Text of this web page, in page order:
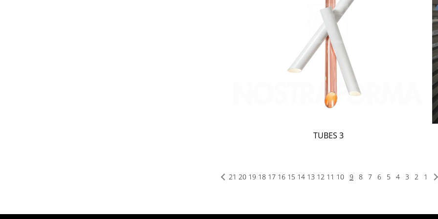
TUBES 3
1
2
3
4
5
6
7
8
9
10
11
12
13
14
15
16
17
18
19
20
21